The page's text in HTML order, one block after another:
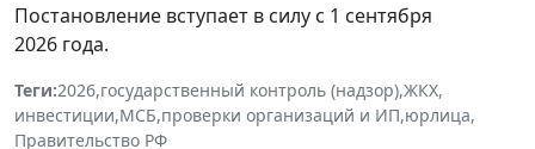
Постановление вступает в силу с 1 сентября
2026 года.
Теги:2026,государственный контроль (надзор),ЖКХ,
инвестиции,МСБ,проверки организаций и ИП,юрлица,
Правительство РФ